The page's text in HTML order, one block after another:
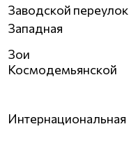
Заводской переулок
Западная
Зои
Космодемьянской
Интернациональная